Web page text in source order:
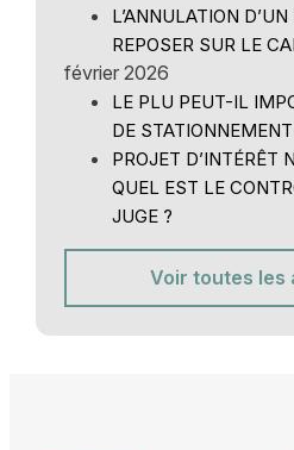
L’ANNULATION
REPOSER SUR LE
février 2026
LE PLU PEUT-IL
DE
PROJET D’INTÉRÊT
QUEL EST LE
JUGE ?
Voir toutes les